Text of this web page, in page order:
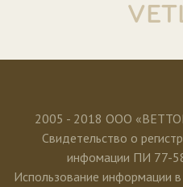
2005 - 2018 ООО
Свидетельство о
инфомации ПИ 77-
Использование информации